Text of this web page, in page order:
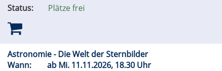
Status:
Plätze frei
Astronomie - Die Welt der Sternbilder
Wann:
ab Mi. 11.11.2026, 18.30 Uhr